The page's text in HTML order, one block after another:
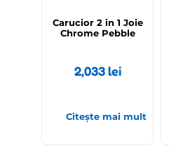
Carucior 2 in 1 Joie
Chrome Pebble
2,033lei
Citește mai mult